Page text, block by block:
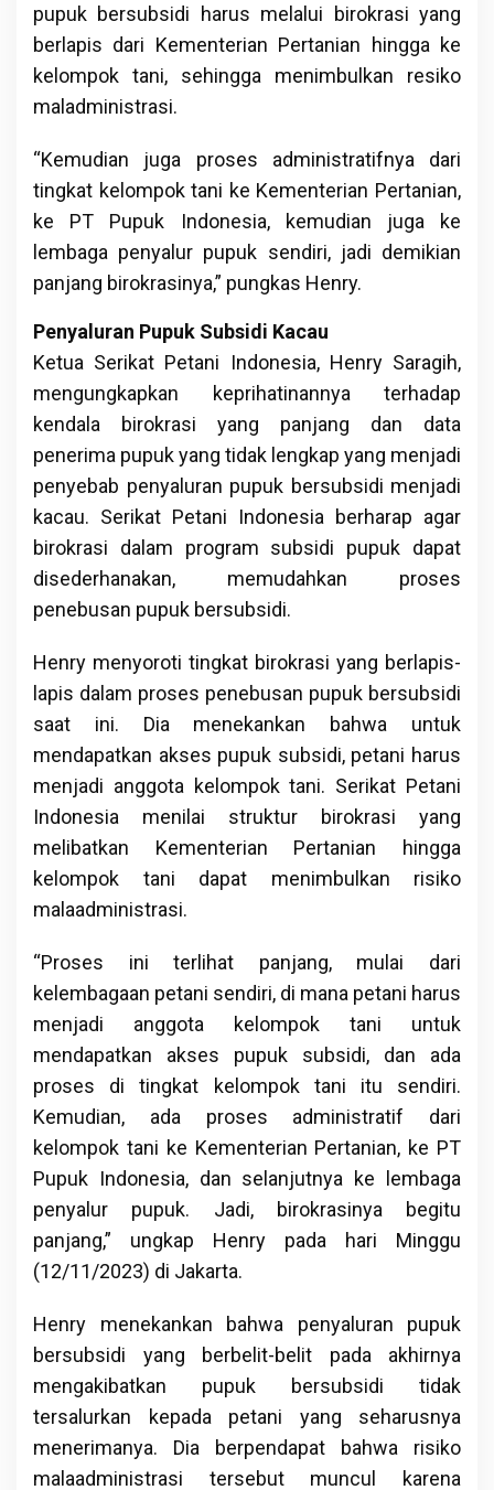
pupuk bersubsidi harus melalui birokrasi yang
berlapis dari Kementerian Pertanian hingga ke
kelompok tani, sehingga menimbulkan resiko
maladministrasi.
“Kemudian juga proses administratifnya dari
tingkat kelompok tani ke Kementerian Pertanian,
ke PT Pupuk Indonesia, kemudian juga ke
lembaga penyalur pupuk sendiri, jadi demikian
panjang birokrasinya,” pungkas Henry.
Penyaluran Pupuk Subsidi Kacau
Ketua Serikat Petani Indonesia, Henry Saragih,
mengungkapkan keprihatinannya terhadap
kendala birokrasi yang panjang dan data
penerima pupuk yang tidak lengkap yang menjadi
penyebab penyaluran pupuk bersubsidi menjadi
kacau. Serikat Petani Indonesia berharap agar
birokrasi dalam program subsidi pupuk dapat
disederhanakan, memudahkan proses
penebusan pupuk bersubsidi.
Henry menyoroti tingkat birokrasi yang berlapis-
lapis dalam proses penebusan pupuk bersubsidi
saat ini. Dia menekankan bahwa untuk
mendapatkan akses pupuk subsidi, petani harus
menjadi anggota kelompok tani. Serikat Petani
Indonesia menilai struktur birokrasi yang
melibatkan Kementerian Pertanian hingga
kelompok tani dapat menimbulkan risiko
malaadministrasi.
“Proses ini terlihat panjang, mulai dari
kelembagaan petani sendiri, di mana petani harus
menjadi anggota kelompok tani untuk
mendapatkan akses pupuk subsidi, dan ada
proses di tingkat kelompok tani itu sendiri.
Kemudian, ada proses administratif dari
kelompok tani ke Kementerian Pertanian, ke PT
Pupuk Indonesia, dan selanjutnya ke lembaga
penyalur pupuk. Jadi, birokrasinya begitu
panjang,” ungkap Henry pada hari Minggu
(12/11/2023) di Jakarta.
Henry menekankan bahwa penyaluran pupuk
bersubsidi yang berbelit-belit pada akhirnya
mengakibatkan pupuk bersubsidi tidak
tersalurkan kepada petani yang seharusnya
menerimanya. Dia berpendapat bahwa risiko
malaadministrasi tersebut muncul karena